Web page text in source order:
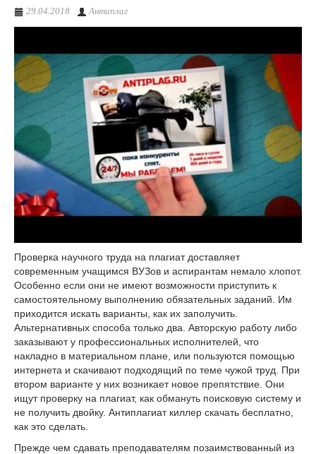
29.04.2018 Антиплаг
Проверка научного труда на плагиат доставляет
современным учащимся ВУЗов и аспирантам немало хлопот.
Особенно если они не имеют возможности приступить к
самостоятельному выполнению обязательных заданий. Им
приходится искать варианты, как их заполучить.
Альтернативных способа только два. Авторскую работу либо
заказывают у профессиональных исполнителей, что
накладно в материальном плане, или пользуются помощью
интернета и скачивают подходящий по теме чужой труд. При
втором варианте у них возникает новое препятствие. Они
ищут проверку на плагиат, как обмануть поисковую систему и
не получить двойку. Антиплагиат киллер скачать бесплатно,
как это сделать.
Прежде чем сдавать преподавателям позаимствованный из